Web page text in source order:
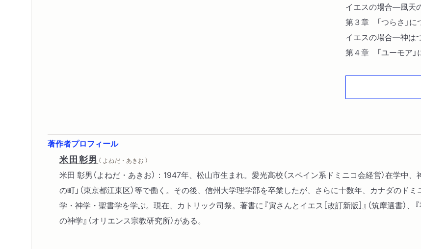
イエスの場合―風天
第３章 「つらさ」に
イエスの場合―神は
第４章 「ユーモア」
著作者プロフィール
米田彰男 （ よねだ・あきお ）
米田 彰男（よねだ・あきお）：1947年、松山市生まれ。愛光高校（スペイン系ドミニコ会経営）在学中
の町」（東京都江東区）等で働く。その後、信州大学理学部を卒業したが、さらに十数年、カナダのド
学・神学・聖書学を学ぶ。現在、カトリック司祭。著書に『寅さんとイエス［改訂新版］』（筑摩選書）、
の神学』（オリエンス宗教研究所）がある。